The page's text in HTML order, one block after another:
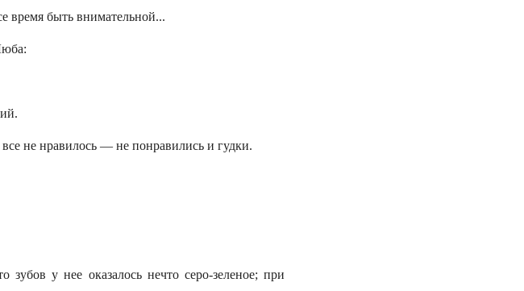
время быть внимательной...
не нравилось — не понравились и гудки.
у нее оказалось нечто серо-зеленое; при